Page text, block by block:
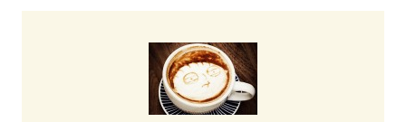
ELŐFIZETÉS